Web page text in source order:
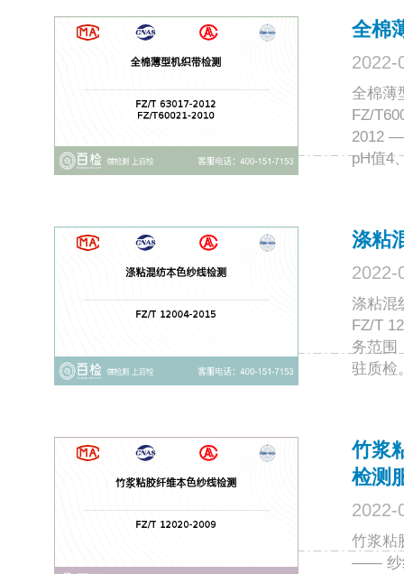
全棉
2022-
全棉薄
FZ/
2012
pH值4
涤粘
2022-
涤粘混
FZ/T
务范围
驻质检
竹浆
检测
2022-
竹浆粘
—— 纱